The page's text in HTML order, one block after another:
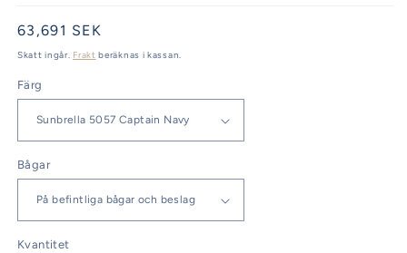
Ordinarie
pris
63,691 SEK
Skatt ingår. Frakt beräknas i kassan.
Färg
Bågar
Kvantitet